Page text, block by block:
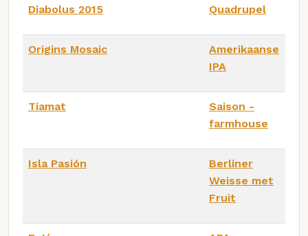
Diabolus 2015 Quadrupel
Origins Mosaic
Amerikaanse
IPA
Tiamat
Saison -
farmhouse
Isla Pasión
Berliner
Weisse met
Fruit